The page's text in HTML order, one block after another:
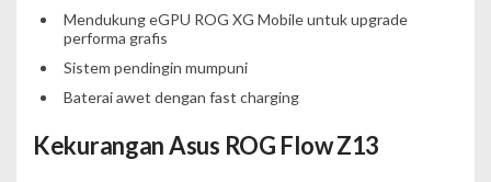
Mendukung eGPU ROG XG Mobile untuk upgrade
performa grafis
Sistem pendingin mumpuni
Baterai awet dengan fast charging
Kekurangan Asus ROG Flow Z13